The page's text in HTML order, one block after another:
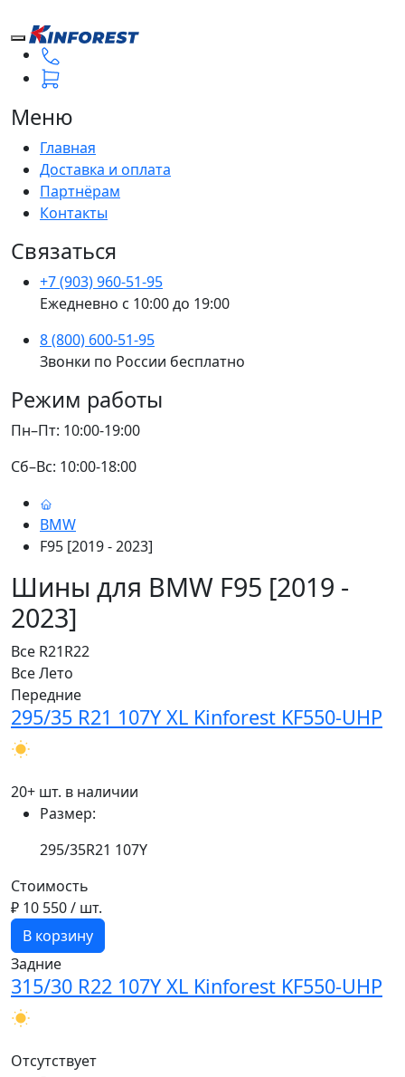
Меню
Главная
Доставка и оплата
Партнёрам
Контакты
Связаться
+7 (903) 960-51-95
Ежедневно с 10:00 до 19:00
8 (800) 600-51-95
Звонки по России бесплатно
Режим работы
Пн–Пт: 10:00-19:00
Сб–Вс: 10:00-18:00
BMW
F95 [2019 - 2023]
Шины для BMW F95 [2019 -
2023]
Все R21R22
ВсеЛето
Передние
295/35 R21 107Y XL Kinforest KF550-UHP
20+ шт. в наличии
Размер:
295/35R21 107Y
Стоимость
₽ 10 550/ шт.
В корзину
Задние
315/30 R22 107Y XL Kinforest KF550-UHP
Отсутствует